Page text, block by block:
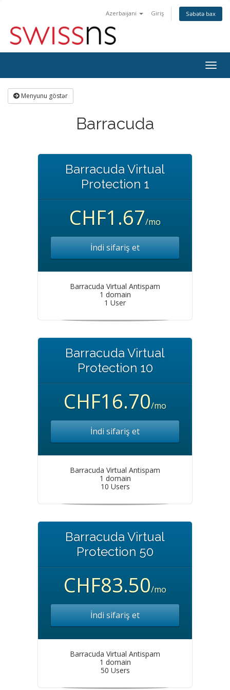
Azerbaijani Giriş Səbətə bax
keçid
Menyunu göstər
Barracuda
Barracuda Virtual
Protection 1
CHF1.67/mo
İndi sifariş et
Barracuda Virtual Antispam
1 domain
1 User
Barracuda Virtual
Protection 10
CHF16.70/mo
İndi sifariş et
Barracuda Virtual Antispam
1 domain
10 Users
Barracuda Virtual
Protection 50
CHF83.50/mo
İndi sifariş et
Barracuda Virtual Antispam
1 domain
50 Users